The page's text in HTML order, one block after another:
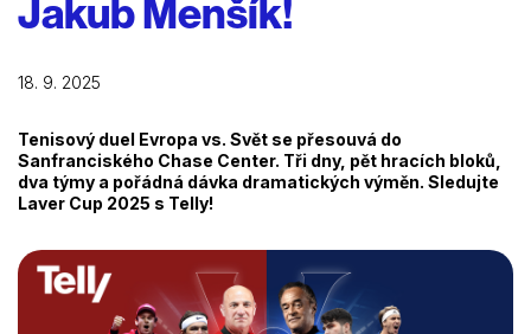
Jakub Menšík!
18. 9. 2025
Tenisový duel Evropa vs. Svět se přesouvá do
Sanfranciského Chase Center. Tři dny, pět hracích bloků,
dva týmy a pořádná dávka dramatických výměn. Sledujte
Laver Cup 2025 s Telly!